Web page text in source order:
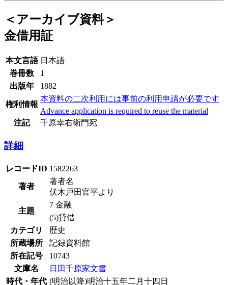
＜アーカイブ資料＞
金借用証
本文言語 日本語
巻冊数
1
出版年
1882
権利情報
本資料の二次利用には事前の利用申請が必要です
Advance application is required to reuse the material
注記
千原幸右衛門宛
詳細
レコードID 1582263
著者
著者名
伏木戸田官平より
主題
7 金融
(5)貸借
カテゴリ
歴史
所蔵場所
記録資料館
所在記号
10743
文庫名
日田千原家文書
時代・年代 (明治以降)明治十五年二月十四日